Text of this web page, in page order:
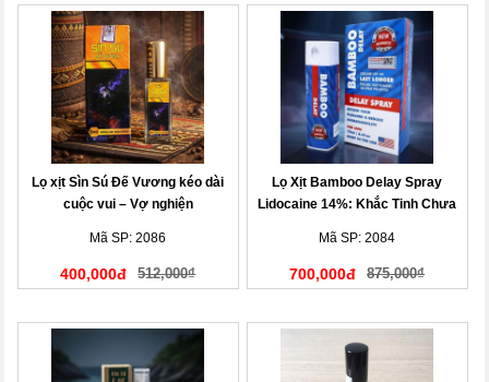
Lọ xịt Sìn Sú Đế Vương kéo dài
cuộc vui – Vợ nghiện
Mã SP: 2086
400,000đ 512,000₫
Lọ Xịt Bamboo Delay Spray
Lidocaine 14%: Khắc Tinh Chưa
Mã SP: 2084
700,000đ 875,000₫